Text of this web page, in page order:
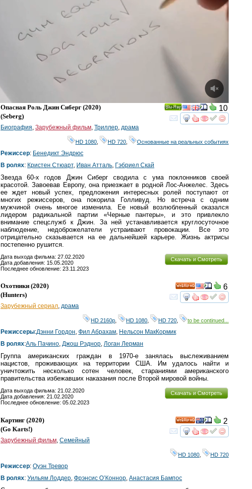
смотретьинтересует
Ray
10
Опасная Роль Джин Сиберг (2020)
(Seberg)
Биография, Зарубежный фильм, Триллер, драма
HD 1080 HD 720 Основанные на реальных событиях
Режиссер: Бенедикт Эндрюс
В ролях: Кристен Стюарт, Иван Атталь, Гэбриел Скай
Звезда 60-х годов Джин Сиберг сводила с ума поклонников своей
красотой. Завоевав Европу, она приезжает в родной Лос-Анжелес. Здесь
ее ждет новый успех, предложения интересных ролей поступают от
многих режиссеров, она покорила Голливуд. Но встреча с одним
мужчиной очень многое изменила. Ее новый возлюбленный оказался
лидером радикальной партии «Черные пантеры», и это привлекло
внимание спецслужб к Джин. За ней устанавливается круглосуточное
наблюдение, недоброжелатели устраивают провокации. Все это
отрицательно сказывается на ее дальнейшей карьере. Жизнь актрисы
постепенно рушится.
Скачать и Смотреть
Дата выхода фильма: 27.02.2020
Дата добавления: 15.05.2020
Последнее обновление: 23.11.2023
смотретьинтересует
HD
6
Охотники (2020)
(Hunters)
Зарубежный сериал, драма
HD 2160р HD 1080 HD 720 to be continued...
Режиссеры:Дэнни Гордон, Фил Абрахам, Нельсон МакКормик
В ролях:Аль Пачино, Джош Рэднор, Логан Лерман
Группа американских граждан в 1970-е занялась выслеживанием
нацистов, проживающих на территории США. Им удалось найти и
уничтожить несколько сотен человек, стараниями американского
правительства избежавших наказания после Второй мировой войны.
Скачать и Смотреть
Дата выхода фильма: 21.02.2020
Дата добавления: 21.02.2020
Последнее обновление: 05.02.2023
смотретьинтересует
HD
2
Картинг (2020)
(Go Karts!)
Зарубежный фильм, Семейный
HD 1080 HD 720
Режиссер: Оуэн Тревор
В ролях: Уильям Лоддер, Фрэнсис О’Коннор, Анастасия Бампос